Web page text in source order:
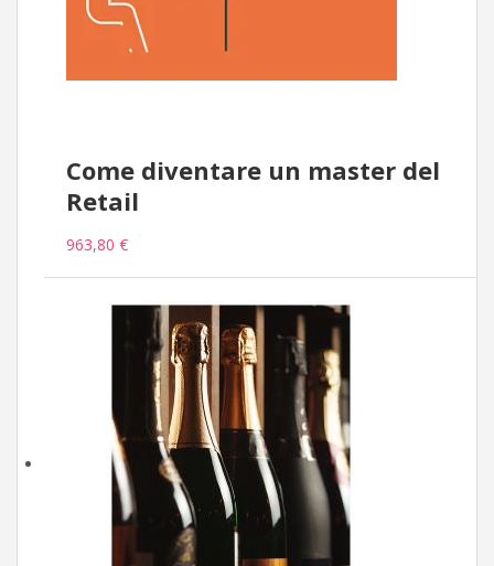
Come diventare un master del
Retail
963,80 €